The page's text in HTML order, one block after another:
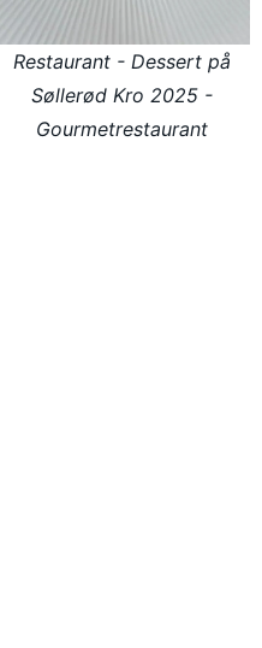
Restaurant - Dessert på
Søllerød Kro 2025 -
Gourmetrestaurant